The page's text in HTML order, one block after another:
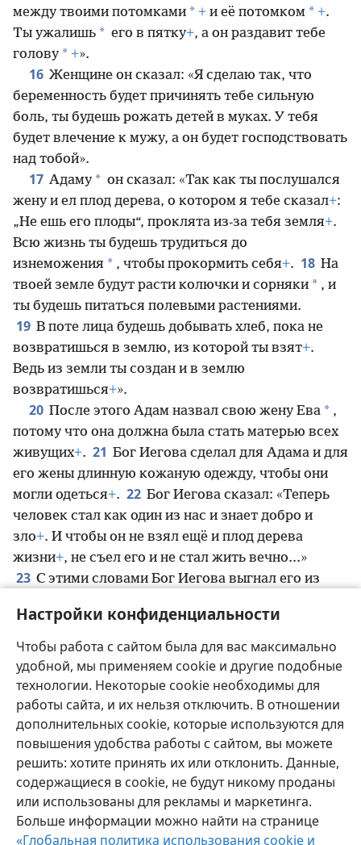
Настройки конфиденциальности
Чтобы работа с сайтом была для вас максимально
удобной, мы применяем cookie и другие подобные
технологии. Некоторые cookie необходимы для
работы сайта, и их нельзя отключить. В отношении
дополнительных cookie, которые используются для
повышения удобства работы с сайтом, вы можете
решить: хотите принять их или отклонить. Данные,
содержащиеся в cookie, не будут никому проданы
или использованы для рекламы и маркетинга.
Больше информации можно найти на странице
«Глобальная политика использования cookie и
между твоими потомками * + и её потомком * +.
Ты ужалишь * его в пятку+, а он раздавит тебе
голову * +».
16 Женщине он сказал: «Я сделаю так, что
беременность будет причинять тебе сильную
боль, ты будешь рожать детей в муках. У тебя
будет влечение к мужу, а он будет господствовать
над тобой».
17 Адаму * он сказал: «Так как ты послушался
жену и ел плод дерева, о котором я тебе сказал+:
„Не ешь его плоды“, проклята из-за тебя земля+.
Всю жизнь ты будешь трудиться до
изнеможения * , чтобы прокормить себя+. 18 На
твоей земле будут расти колючки и сорняки * , и
ты будешь питаться полевыми растениями.
19 В поте лица будешь добывать хлеб, пока не
возвратишься в землю, из которой ты взят+.
Ведь из земли ты создан и в землю
возвратишься+».
20 После этого Адам назвал свою жену Ева * ,
потому что она должна была стать матерью всех
живущих+. 21 Бог Иегова сделал для Адама и для
его жены длинную кожаную одежду, чтобы они
могли одеться+. 22 Бог Иегова сказал: «Теперь
человек стал как один из нас и знает добро и
зло+. И чтобы он не взял ещё и плод дерева
жизни+, не съел его и не стал жить вечно...»
23 С этими словами Бог Иегова выгнал его из
которой был создан+. 24 Выгнав человека, он
поставил на восточной стороне Эдемского сада
херувимов+с вращающимся огненным мечом,
чтобы охранять путь к дереву жизни.
Русский Поделиться Настройки
Copyright© 2026 Watch Tower Bible and Tract Society of Pennsylvania
Условия использования
Политика конфиденциальности
Настройки конфиденциальности
JW.ORG Войти